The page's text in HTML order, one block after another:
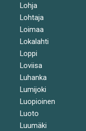
Lohja
Lohtaja
Loimaa
Lokalahti
Loppi
Loviisa
Luhanka
Lumijoki
Luopioinen
Luoto
Luumäki